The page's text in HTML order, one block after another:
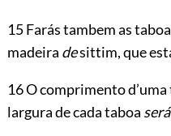
15 Farás tambem as
madeira desittim, que
16 O comprimento d’uma
largura de cada taboa será